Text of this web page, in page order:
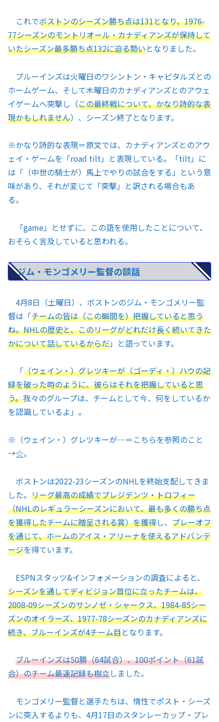
これでボストンのシーズン勝ち点は131となり、1976-
77シーズンのモントリオール・カナディアンズが保持して
いたシーズン最多勝ち点132に迫る勢いとなりました。
ブルーインズは火曜日のワシントン・キャピタルズとの
ホームゲーム、そして木曜日のカナディアンズとのアウェ
イゲームへ突撃し（この最終戦について、かなり詩的な表
現かもしれません）、シーズン終了となります。
※かなり詩的な表現＝原文では、カナディアンズとのアウ
ェイ・ゲームを「road tilt」と表現している。「tilt」に
は「（中世の騎士が）馬上でやりの試合をする」という意
味があり、それが変じて「突撃」と訳される場合もあ
る。
「game」とせずに、この語を使用したことについて、
おそらく言及していると思われる。
ジム・モンゴメリー監督の談話
4月8日（土曜日）、ボストンのジム・モンゴメリー監
督は「チームの皆は（この瞬間を）把握していると思う
ね。NHLの歴史と、このリーグがどれだけ長く続いてきた
かについて話しているからだ」と語っています。
「（ウェイン・）グレツキーが（ゴーディ・）ハウの記
録を破った時のように、彼らはそれを把握していると思
う。我々のグループは、チームとして今、何をしているか
を認識しているよ」。
※ （ウェイン・）グレツキーが…＝こちらを参照のこと
→☆。
ボストンは2022-23シーズンのNHLを終始支配してきま
した。 リーグ最高の成績でプレジデンツ・トロフィー
（NHLのレギュラーシーズンにおいて、最も多くの勝ち点
を獲得したチームに贈呈される賞）を獲得し、 プレーオフ
を通じて、ホームのアイス・アリーナを使えるアドバンテ
ージを得ています。
ESPNスタッツ&インフォメーションの調査によると、
シーズンを通してディビジョン首位に立ったチームは、
2008-09シーズンのサンノゼ・シャークス、1984-85シー
ズンのオイラーズ、1977-78シーズンのカナディアンズに
続き、ブルーインズが4チーム目となります。
ブルーインズは50勝（64試合）、100ポイント（61試
合）のチーム最速記録も樹立しました。
モンゴメリー監督と選手たちは、惰性でポスト・シーズ
ンに突入するよりも、4月17日のスタンレーカップ・プレ